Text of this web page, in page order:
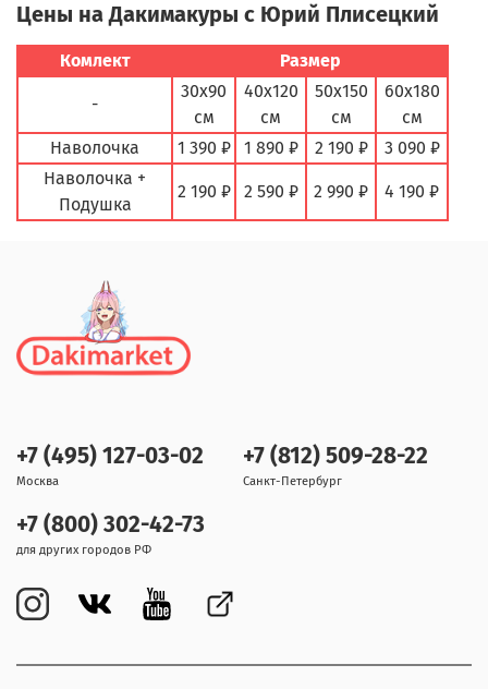
Цены на Дакимакуры с Юрий Плисецкий
Комлект Размер
-
30х90
см
40х120
см
50х150
см
60х180
см
Наволочка
1 390 ₽ 1 890 ₽ 2 190 ₽
3 090 ₽
Наволочка +
Подушка
2 190 ₽ 2 590 ₽ 2 990 ₽ 4 190 ₽
+7 (495) 127-03-02
Москва
+7 (812) 509-28-22
Санкт-Петербург
+7 (800) 302-42-73
для других городов РФ